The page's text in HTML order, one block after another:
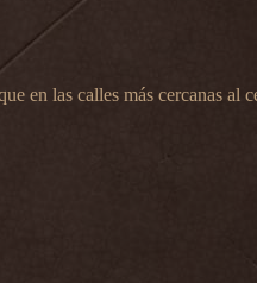
en las calles más cercanas al